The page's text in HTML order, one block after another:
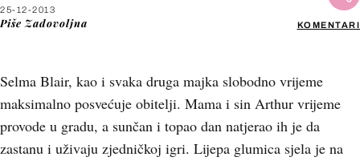
25-12-2013
Piše Zadovoljna KOMENTARI
Selma Blair, kao i svaka druga majka slobodno vrijeme
maksimalno posvećuje obitelji. Mama i sin Arthur vrijeme
provode u gradu, a sunčan i topao dan natjerao ih je da
zastanu i uživaju zjedničkoj igri. Lijepa glumica sjela je na